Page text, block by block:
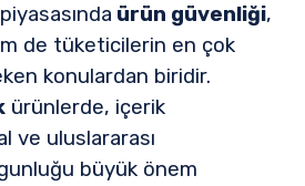
ürün güvenliği,
de tüketicilerin en çok
konulardan biridir.
ürünlerde, içerik
ve uluslararası
büyük önem